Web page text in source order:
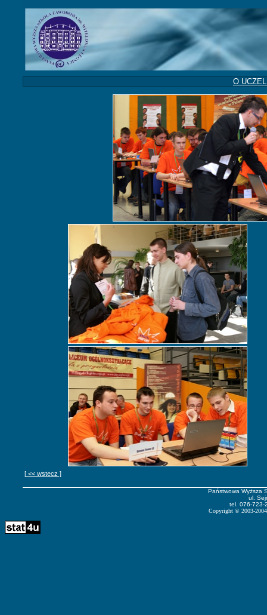
O
[ << wstecz ]
Państwowa Wyższa
ul.
tel. 076-723-
Copyright © 2003-